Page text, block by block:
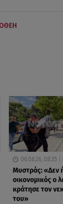
06.08.26, 08:35
Μυστράς: «Δεν
οικονομικός ο
κράτησε τον
του»